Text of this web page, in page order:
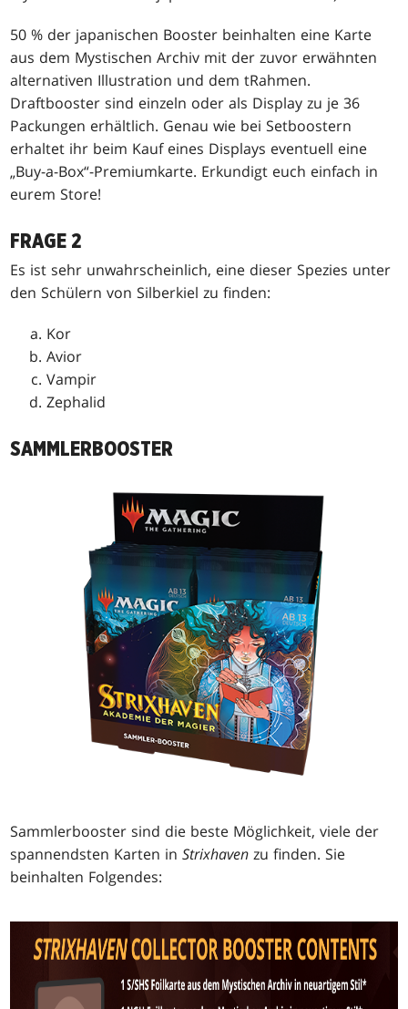
50 % der japanischen Booster beinhalten eine Karte
aus dem Mystischen Archiv mit der zuvor erwähnten
alternativen Illustration und dem tRahmen.
Draftbooster sind einzeln oder als Display zu je 36
Packungen erhältlich. Genau wie bei Setboostern
erhaltet ihr beim Kauf eines Displays eventuell eine
„Buy-a-Box“-Premiumkarte. Erkundigt euch einfach in
eurem Store!
FRAGE 2
Es ist sehr unwahrscheinlich, eine dieser Spezies unter
den Schülern von Silberkiel zu finden:
Kor
Avior
Vampir
Zephalid
SAMMLERBOOSTER
Sammlerbooster sind die beste Möglichkeit, viele der
spannendsten Karten inStrixhaven zu finden. Sie
beinhalten Folgendes: